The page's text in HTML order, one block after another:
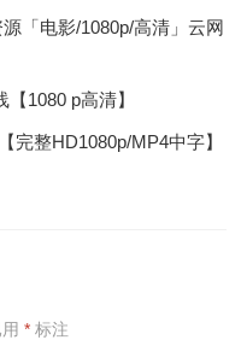
「电影/1080p/高清」云网
1080 p高清】
完整HD1080p/MP4中字】
*标注